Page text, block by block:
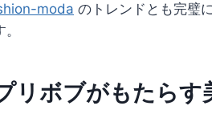
moda のトレンドとも完璧
リボブがもたらす